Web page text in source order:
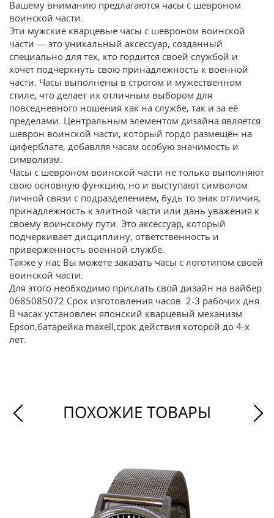
Вашему вниманию предлагаются часы с шевроном
воинской части.
Эти мужские кварцевые часы с шевроном воинской
части — это уникальный аксессуар, созданный
специально для тех, кто гордится своей службой и
хочет подчеркнуть свою принадлежность к военной
части. Часы выполнены в строгом и мужественном
стиле, что делает их отличным выбором для
повседневного ношения как на службе, так и за её
пределами. Центральным элементом дизайна является
шеврон воинской части, который гордо размещён на
циферблате, добавляя часам особую значимость и
символизм.
Часы с шевроном воинской части не только выполняют
свою основную функцию, но и выступают символом
личной связи с подразделением, будь то знак отличия,
принадлежность к элитной части или дань уважения к
своему воинскому пути. Это аксессуар, который
подчеркивает дисциплину, ответственность и
приверженность военной службе.
Также у нас Вы можете заказать часы с логотипом своей
воинской части.
Для этого необходимо прислать свой дизайн на вайбер
0685085072.Срок изготовления часов 2-3 рабочих дня.
В часах установлен японский кварцевый механизм
Epson,батарейка maxell,срок действия которой до 4-х
лет.
ПОХОЖИЕ ТОВАРЫ